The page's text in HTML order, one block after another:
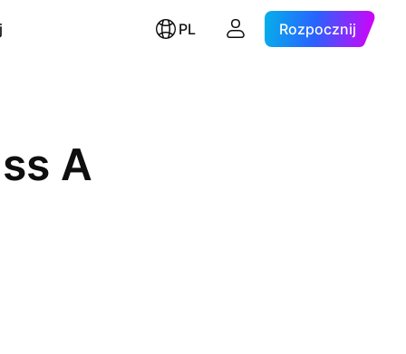
PL Rozpocznij
A